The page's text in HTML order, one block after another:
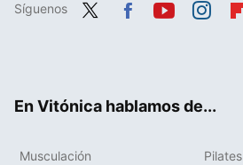
Síguenos
En Vitónica hablamos de...
Musculación Pilates